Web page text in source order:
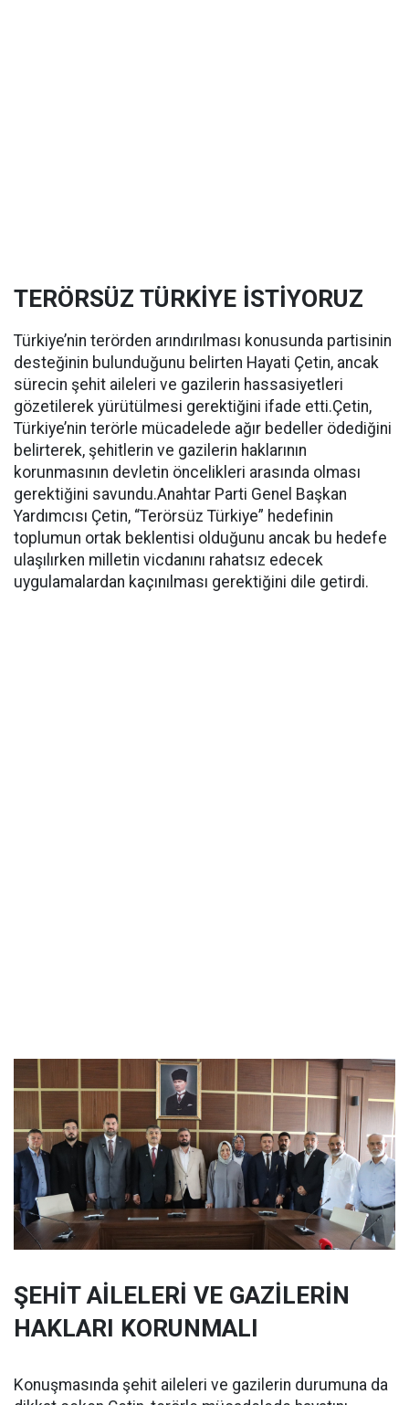
TERÖRSÜZ TÜRKİYE İSTİYORUZ
Türkiye’nin terörden arındırılması konusunda partisinin
desteğinin bulunduğunu belirten Hayati Çetin, ancak
sürecin şehit aileleri ve gazilerin hassasiyetleri
gözetilerek yürütülmesi gerektiğini ifade etti.Çetin,
Türkiye’nin terörle mücadelede ağır bedeller ödediğini
belirterek, şehitlerin ve gazilerin haklarının
korunmasının devletin öncelikleri arasında olması
gerektiğini savundu.Anahtar Parti Genel Başkan
Yardımcısı Çetin, “Terörsüz Türkiye” hedefinin
toplumun ortak beklentisi olduğunu ancak bu hedefe
ulaşılırken milletin vicdanını rahatsız edecek
uygulamalardan kaçınılması gerektiğini dile getirdi.
ŞEHİT AİLELERİ VE GAZİLERİN
HAKLARI KORUNMALI
Konuşmasında şehit aileleri ve gazilerin durumuna da